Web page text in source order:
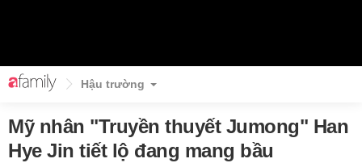
Hậu trường
Mỹ nhân "Truyền thuyết Jumong" Han
Hye Jin tiết lộ đang mang bầu